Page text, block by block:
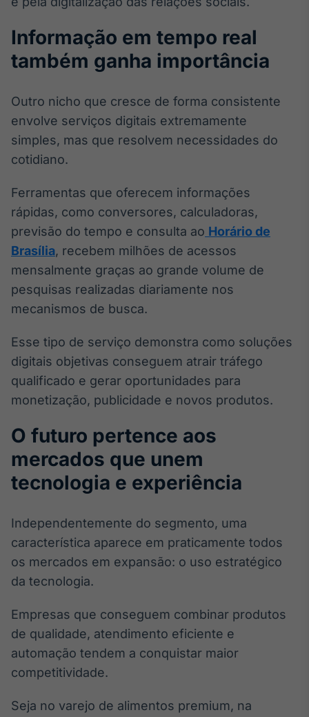
Informação em tempo real
também ganha importância
Outro nicho que cresce de forma consistente
envolve serviços digitais extremamente
simples, mas que resolvem necessidades do
cotidiano.
Ferramentas que oferecem informações
rápidas, como conversores, calculadoras,
previsão do tempo e consulta ao Horário de
Brasília, recebem milhões de acessos
mensalmente graças ao grande volume de
pesquisas realizadas diariamente nos
mecanismos de busca.
Esse tipo de serviço demonstra como soluções
digitais objetivas conseguem atrair tráfego
qualificado e gerar oportunidades para
monetização, publicidade e novos produtos.
O futuro pertence aos
mercados que unem
tecnologia e experiência
Independentemente do segmento, uma
característica aparece em praticamente todos
os mercados em expansão: o uso estratégico
da tecnologia.
Empresas que conseguem combinar produtos
de qualidade, atendimento eficiente e
automação tendem a conquistar maior
competitividade.
Seja no varejo de alimentos premium, na